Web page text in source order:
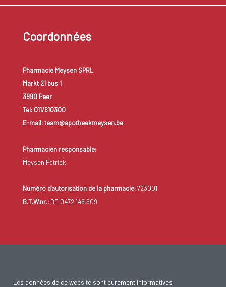
Coordonnées
Pharmacie Meysen SPRL
Markt 21 bus 1
3990 Peer
Tel: 011/610300
E-mail: team@apotheekmeysen.be
Pharmacien responsable:
Meysen Patrick
Numéro d'autorisation de la pharmacie:723001
B.T.W.nr.:BE 0472.146.609
Les données de ce website sont purement informatives